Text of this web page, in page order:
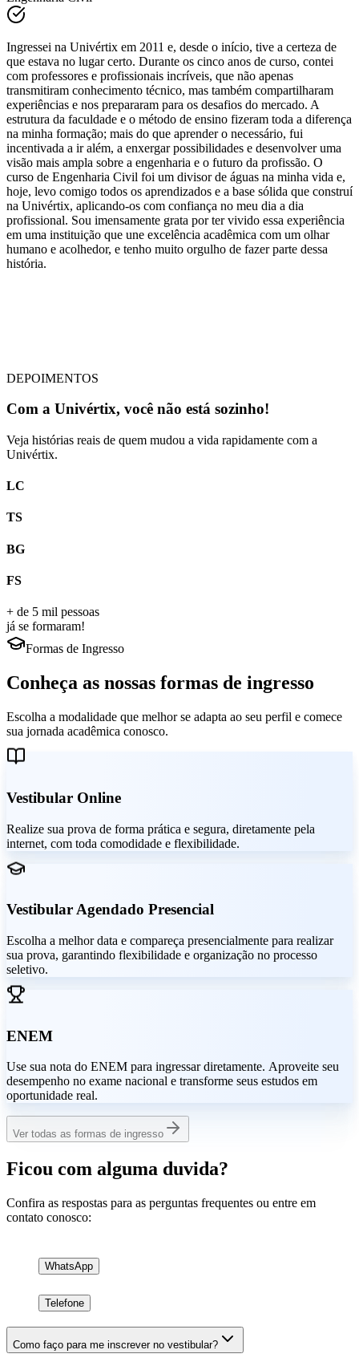
que estava no lugar certo. Durante os cinco anos de curso, contei
com professores e profissionais incríveis, que não apenas
transmitiram conhecimento técnico, mas também compartilharam
experiências e nos prepararam para os desafios do mercado. A
estrutura da faculdade e o método de ensino fizeram toda a diferença
na minha formação; mais do que aprender o necessário, fui
incentivada a ir além, a enxergar possibilidades e desenvolver uma
visão mais ampla sobre a engenharia e o futuro da profissão. O
curso de Engenharia Civil foi um divisor de águas na minha vida e,
hoje, levo comigo todos os aprendizados e a base sólida que construí
na Univértix, aplicando-os com confiança no meu dia a dia
profissional. Sou imensamente grata por ter vivido essa experiência
em uma instituição que une excelência acadêmica com um olhar
humano e acolhedor, e tenho muito orgulho de fazer parte dessa
história.
DEPOIMENTOS
Com a Univértix, você não está sozinho!
Veja histórias reais de quem mudou a vida rapidamente com a
Univértix.
LC
TS
BG
FS
+ de 5 mil pessoas
já se formaram!
Formas de Ingresso
Conheça as nossas formas de ingresso
Escolha a modalidade que melhor se adapta ao seu perfil e comece
sua jornada acadêmica conosco.
Vestibular Online
Realize sua prova de forma prática e segura, diretamente pela
internet, com toda comodidade e flexibilidade.
Vestibular Agendado Presencial
Escolha a melhor data e compareça presencialmente para realizar
sua prova, garantindo flexibilidade e organização no processo
seletivo.
ENEM
Use sua nota do ENEM para ingressar diretamente. Aproveite seu
desempenho no exame nacional e transforme seus estudos em
oportunidade real.
Ver todas as formas de ingresso
Ficou com alguma duvida?
Confira as respostas para as perguntas frequentes ou entre em
contato conosco:
WhatsApp
Telefone
Como faço para me inscrever no vestibular?